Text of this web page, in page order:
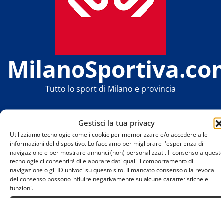
Gestisci la tua privacy
Utilizziamo tecnologie come i cookie per memorizzare e/o accedere alle
informazioni del dispositivo. Lo facciamo per migliorare l'esperienza di
navigazione e per mostrare annunci (non) personalizzati. Il consenso a
tecnologie ci consentirà di elaborare dati quali il comportamento di
navigazione o gli ID univoci su questo sito. Il mancato consenso o la revoca
del consenso possono influire negativamente su alcune caratteristiche e
funzioni.
Tutto lo sport di Milano e provincia
Home
Inter, il mercato italiano costa caro: Palestra e
Scalvini nel mirino